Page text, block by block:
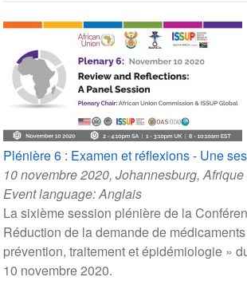
Plénière 6 : Examen et réflexions - Une
10 novembre 2020, Johannesburg,
Event language:Anglais
La sixième session plénière de la
Réduction de la demande de
prévention, traitement et épidémiologie »
10 novembre 2020.